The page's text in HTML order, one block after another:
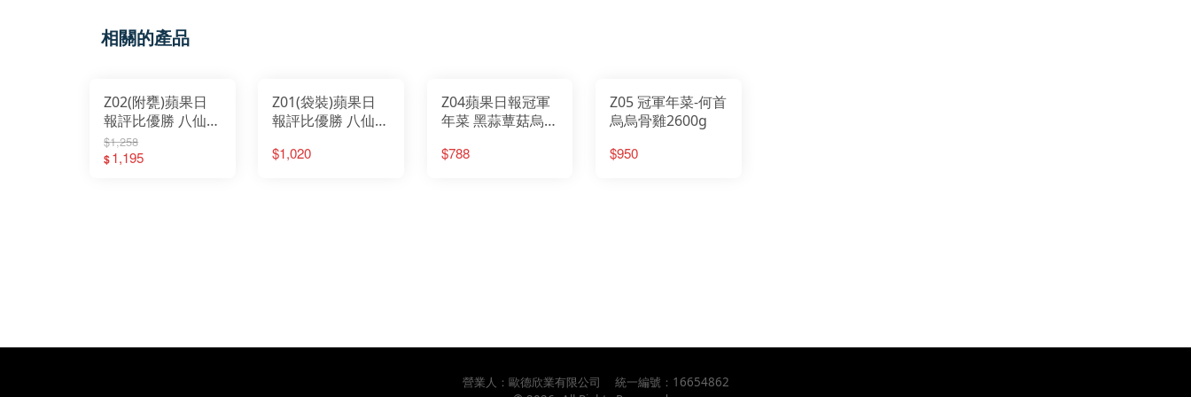
相關的產品
Z02(附甕)蘋果日
報評比優勝 八仙佛
跳牆2500g
$1,258
$1,195
Z01(袋裝)蘋果日
報評比優勝 八仙佛
聞年菜專訪
$1,020
Z04蘋果日報冠軍
年菜 黑蒜蕈菇烏骨
$788
Z05 冠軍年菜-何首
烏烏骨雞2600g
$950
營業人： 歐德欣業有限公司 統一編號： 16654862